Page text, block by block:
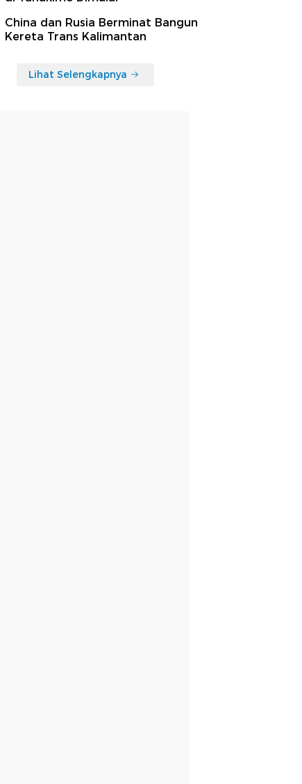
China dan Rusia Berminat Bangun
Kereta Trans Kalimantan
Lihat Selengkapnya